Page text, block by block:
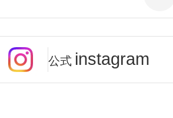
公式 instagram